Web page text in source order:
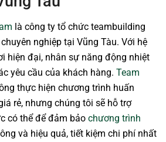
là công ty tổ chức teambuilding
nghiệp tại Vũng Tàu. Với hệ
hiện đại, nhân sự năng động nhiệt
yêu cầu của khách hàng. Team
thực hiện chương trình huấn
rẻ, nhưng chúng tôi sẽ hỗ trợ
có thể để đảm bảo chương trình
và hiệu quả, tiết kiệm chi phí nhất